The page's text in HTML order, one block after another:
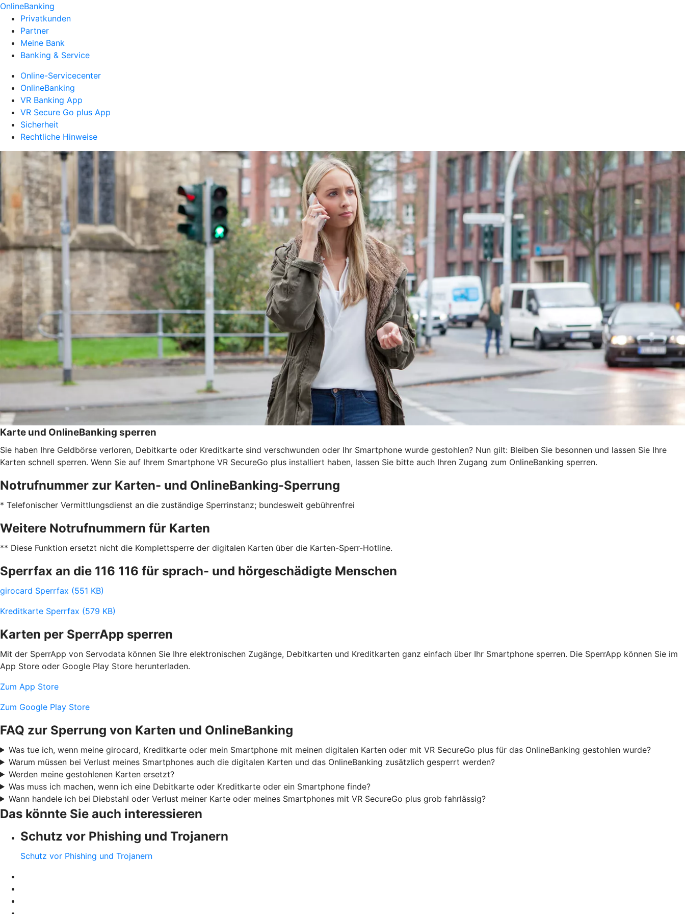
OnlineBanking
Privatkunden
Partner
Meine Bank
Banking & Service
Online-Servicecenter
OnlineBanking
VR Banking App
VR Secure Go plus App
Sicherheit
Rechtliche Hinweise
Karte und OnlineBanking sperren
Sie haben Ihre Geldbörse verloren, Debitkarte oder Kreditkarte sind verschwunden oder Ihr Smartphone wurde gestohlen? Nun gilt: Bleiben Sie besonnen und lassen Sie Ihre
Karten schnell sperren. Wenn Sie auf Ihrem Smartphone VR SecureGo plus installiert haben, lassen Sie bitte auch Ihren Zugang zum OnlineBanking sperren.
Notrufnummer zur Karten- und OnlineBanking-Sperrung
* Telefonischer Vermittlungsdienst an die zuständige Sperrinstanz; bundesweit gebührenfrei
Weitere Notrufnummern für Karten
** Diese Funktion ersetzt nicht die Komplettsperre der digitalen Karten über die Karten-Sperr-Hotline.
Sperrfax an die 116 116 für sprach- und hörgeschädigte Menschen
girocard Sperrfax (551 KB)
Kreditkarte Sperrfax (579 KB)
Karten per SperrApp sperren
Mit der SperrApp von Servodata können Sie Ihre elektronischen Zugänge, Debitkarten und Kreditkarten ganz einfach über Ihr Smartphone sperren. Die SperrApp können Sie im
App Store oder Google Play Store herunterladen.
Zum App Store
Zum Google Play Store
FAQ zur Sperrung von Karten und OnlineBanking
Was tue ich, wenn meine girocard, Kreditkarte oder mein Smartphone mit meinen digitalen Karten oder mit VR SecureGo plus für das OnlineBanking gestohlen wurde?
Warum müssen bei Verlust meines Smartphones auch die digitalen Karten und das OnlineBanking zusätzlich gesperrt werden?
Werden meine gestohlenen Karten ersetzt?
Was muss ich machen, wenn ich eine Debitkarte oder Kreditkarte oder ein Smartphone finde?
Wann handele ich bei Diebstahl oder Verlust meiner Karte oder meines Smartphones mit VR SecureGo plus grob fahrlässig?
Das könnte Sie auch interessieren
Schutz vor Phishing und Trojanern
Schutz vor Phishing und Trojanern